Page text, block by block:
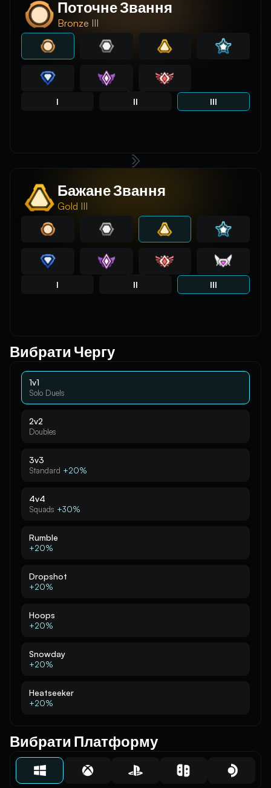
Поточне Звання
Bronze III
III
II
I
Бажане Звання
Gold III
III
II
I
Вибрати Чергу
1v1
Solo Duels
2v2
Doubles
3v3
Standard +20%
4v4
Squads +30%
Rumble
+20%
Dropshot
+20%
Hoops
+20%
Snowday
+20%
Heatseeker
+20%
Вибрати Платформу